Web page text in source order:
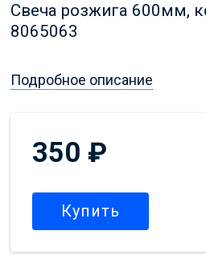
Свеча розжига 600мм,
8065063
Подробное описание
350 ₽
Купить